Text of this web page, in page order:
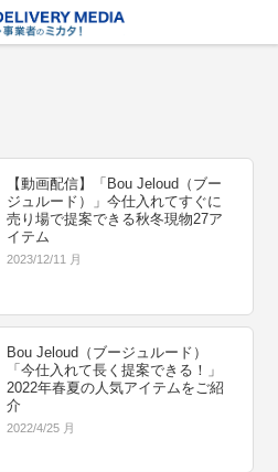
【動画配信】「Bou Jeloud（ブー
ジュルード）」今仕入れてすぐに
売り場で提案できる秋冬現物27ア
イテム
2023/12/11 月
Bou Jeloud（ブージュルード）
「今仕入れて長く提案できる！」
2022年春夏の人気アイテムをご紹
介
2022/4/25 月